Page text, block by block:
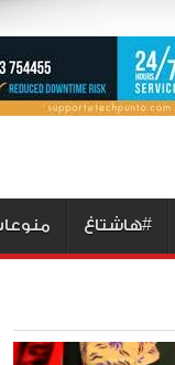
#هاشتاغ